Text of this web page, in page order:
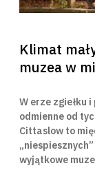
Klimat
muzea w
W erze zgiełku
odmienne od
Cittaslow to
wyjątkowe